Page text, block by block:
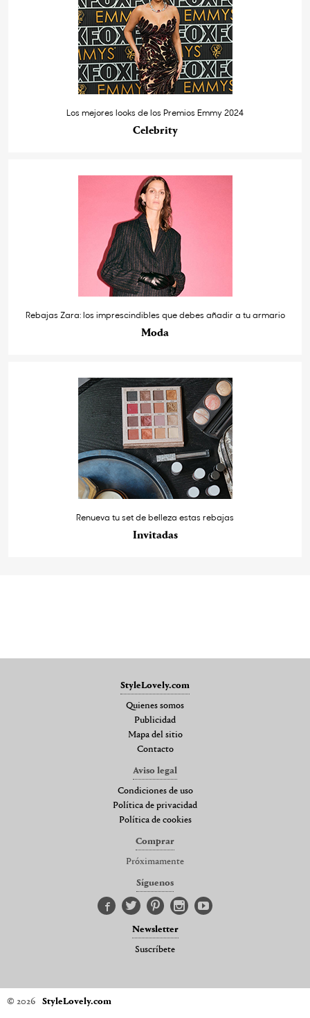
Los mejores looks de los Premios Emmy 2024
Celebrity
Rebajas Zara: los imprescindibles que debes añadir a tu armario
Moda
Renueva tu set de belleza estas rebajas
Invitadas
StyleLovely.com
Quienes somos
Publicidad
Mapa del sitio
Contacto
Aviso legal
Condiciones de uso
Política de privacidad
Política de cookies
Comprar
Próximamente
Síguenos
Newsletter
Suscríbete
© 2026 StyleLovely.com